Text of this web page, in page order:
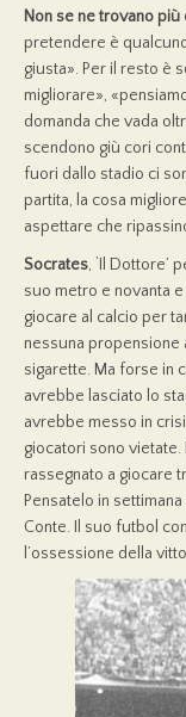
Non se ne trovano
pretendere è
giusta». Per il resto è
migliorare»,
domanda che vada
scendono giù cori
fuori dallo stadio ci
partita, la cosa
aspettare che
Socrates, ‘Il Dottore’
suo metro e novanta
giocare al calcio per
nessuna propensione
sigarette. Ma forse in
avrebbe lasciato lo
avrebbe messo in
giocatori sono
rassegnato a giocare
Pensatelo in
Conte. Il suo futbol
l’ossessione della